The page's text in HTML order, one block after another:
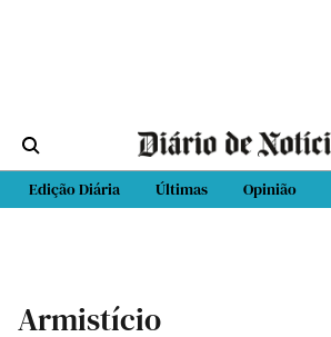
Edição Diária Últimas Opinião
Armistício